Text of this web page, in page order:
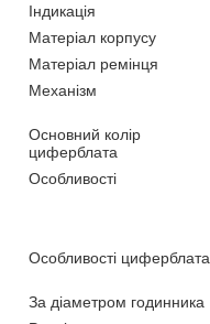
Індикація
Матеріал корпусу
Матеріал ремінця
Механізм
Основний колір
циферблата
Особливості
Особливості циферблата
За діаметром годинника